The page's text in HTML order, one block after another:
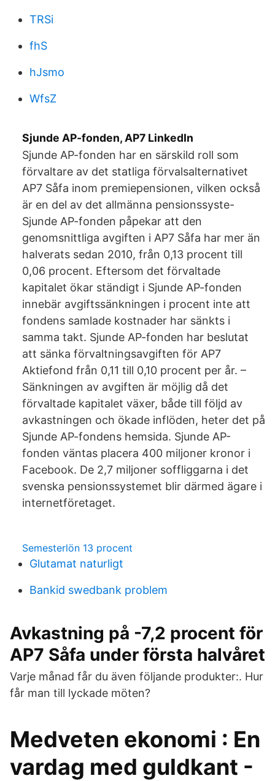
TRSi
fhS
hJsmo
WfsZ
Sjunde AP-fonden, AP7 LinkedIn
Sjunde AP-fonden har en särskild roll som
förvaltare av det statliga förvalsalternativet
AP7 Såfa inom premiepensionen, vilken också
är en del av det allmänna pensionssyste-
Sjunde AP-fonden påpekar att den
genomsnittliga avgiften i AP7 Såfa har mer än
halverats sedan 2010, från 0,13 procent till
0,06 procent. Eftersom det förvaltade
kapitalet ökar ständigt i Sjunde AP-fonden
innebär avgiftssänkningen i procent inte att
fondens samlade kostnader har sänkts i
samma takt. Sjunde AP-fonden har beslutat
att sänka förvaltningsavgiften för AP7
Aktiefond från 0,11 till 0,10 procent per år. –
Sänkningen av avgiften är möjlig då det
förvaltade kapitalet växer, både till följd av
avkastningen och ökade inflöden, heter det på
Sjunde AP-fondens hemsida. Sjunde AP-
fonden väntas placera 400 miljoner kronor i
Facebook. De 2,7 miljoner soffliggarna i det
svenska pensionssystemet blir därmed ägare i
internetföretaget.
Semesterlön 13 procent
Glutamat naturligt
Bankid swedbank problem
Avkastning på -7,2 procent för
AP7 Såfa under första halvåret
Varje månad får du även följande produkter:. Hur
får man till lyckade möten?
Medveten ekonomi : En
vardag med guldkant -